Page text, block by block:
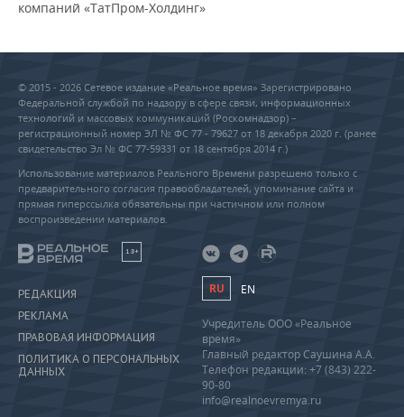
компаний «ТатПром-Холдинг»
© 2015 - 2026 Сетевое издание «Реальное время» Зарегистрировано
Федеральной службой по надзору в сфере связи, информационных
технологий и массовых коммуникаций (Роскомнадзор) –
регистрационный номер ЭЛ № ФС 77 - 79627 от 18 декабря 2020 г. (ранее
свидетельство Эл № ФС 77-59331 от 18 сентября 2014 г.)
Использование материалов Реального Времени разрешено только с
предварительного согласия правообладателей, упоминание сайта и
прямая гиперссылка обязательны при частичном или полном
воспроизведении материалов.
18+
РЕДАКЦИЯ
РЕКЛАМА
ПРАВОВАЯ ИНФОРМАЦИЯ
ПОЛИТИКА О ПЕРСОНАЛЬНЫХ
ДАННЫХ
RU EN
Учредитель ООО «Реальное
время»
Главный редактор Саушина А.А.
Телефон редакции: +7 (843) 222-
90-80
info@realnoevremya.ru